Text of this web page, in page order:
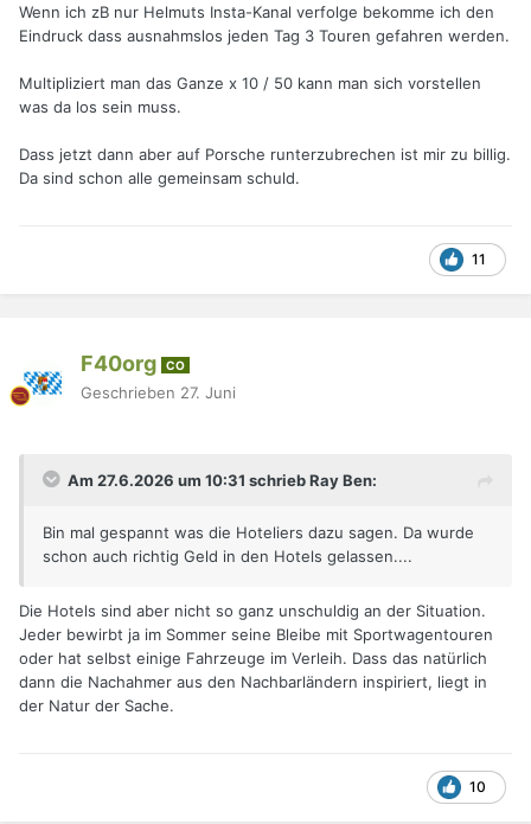
Wenn ich zB nur Helmuts Insta-Kanal verfolge bekomme ich den
Eindruck dass ausnahmslos jeden Tag 3 Touren gefahren werden.
Multipliziert man das Ganze x 10 / 50 kann man sich vorstellen
was da los sein muss.
Dass jetzt dann aber auf Porsche runterzubrechen ist mir zu billig.
Da sind schon alle gemeinsam schuld.
11
F40org CO
Geschrieben 27. Juni
Am 27.6.2026 um 10:31 schrieb Ray Ben:
Bin mal gespannt was die Hoteliers dazu sagen. Da wurde
schon auch richtig Geld in den Hotels gelassen....
Die Hotels sind aber nicht so ganz unschuldig an der Situation.
Jeder bewirbt ja im Sommer seine Bleibe mit Sportwagentouren
oder hat selbst einige Fahrzeuge im Verleih. Dass das natürlich
dann die Nachahmer aus den Nachbarländern inspiriert, liegt in
der Natur der Sache.
10